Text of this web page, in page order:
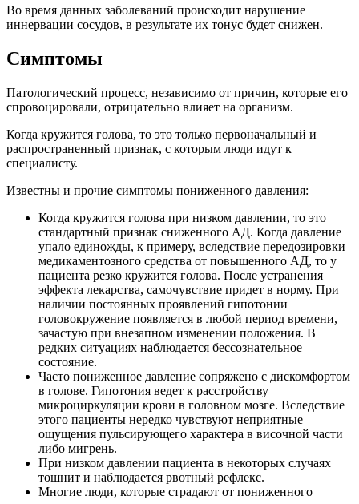
Во время данных заболеваний происходит нарушение
иннервации сосудов, в результате их тонус будет снижен.
Симптомы
Патологический процесс, независимо от причин, которые его
спровоцировали, отрицательно влияет на организм.
Когда кружится голова, то это только первоначальный и
распространенный признак, с которым люди идут к
специалисту.
Известны и прочие симптомы пониженного давления:
Когда кружится голова при низком давлении, то это
стандартный признак сниженного АД. Когда давление
упало единожды, к примеру, вследствие передозировки
медикаментозного средства от повышенного АД, то у
пациента резко кружится голова. После устранения
эффекта лекарства, самочувствие придет в норму. При
наличии постоянных проявлений гипотонии
головокружение появляется в любой период времени,
зачастую при внезапном изменении положения. В
редких ситуациях наблюдается бессознательное
состояние.
Часто пониженное давление сопряжено с дискомфортом
в голове. Гипотония ведет к расстройству
микроциркуляции крови в головном мозге. Вследствие
этого пациенты нередко чувствуют неприятные
ощущения пульсирующего характера в височной части
либо мигрень.
При низком давлении пациента в некоторых случаях
тошнит и наблюдается рвотный рефлекс.
Многие люди, которые страдают от пониженного